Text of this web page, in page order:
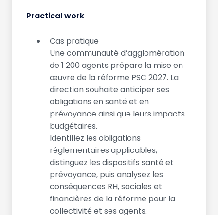
Practical work
Cas pratique
Une communauté d’agglomération
de 1 200 agents prépare la mise en
œuvre de la réforme PSC 2027. La
direction souhaite anticiper ses
obligations en santé et en
prévoyance ainsi que leurs impacts
budgétaires.
Identifiez les obligations
réglementaires applicables,
distinguez les dispositifs santé et
prévoyance, puis analysez les
conséquences RH, sociales et
financières de la réforme pour la
collectivité et ses agents.